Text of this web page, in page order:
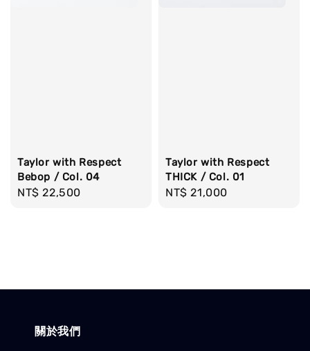
Taylor with Respect
Bebop / Col. 04
Regular
NT$ 22,500
Taylor with Respect
THICK / Col. 01
Regular
NT$ 21,000
關於我們